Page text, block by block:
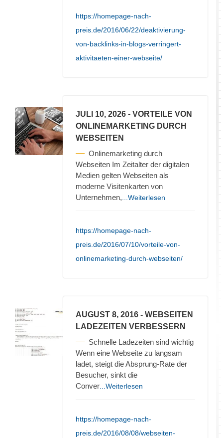
https://homepage-nach-
preis.de/2016/06/22/deaktivierung-
von-backlinks-in-blogs-verringert-
aktivitaeten-einer-webseite/
JULI 10, 2026 - VORTEILE VON
ONLINEMARKETING DURCH
WEBSEITEN
Onlinemarketing durch
Webseiten Im Zeitalter der digitalen
Medien gelten Webseiten als
moderne Visitenkarten von
Unternehmen, ...Weiterlesen
https://homepage-nach-
preis.de/2016/07/10/vorteile-von-
onlinemarketing-durch-webseiten/
AUGUST 8, 2016 - WEBSEITEN
LADEZEITEN VERBESSERN
Schnelle Ladezeiten sind wichtig
Wenn eine Webseite zu langsam
ladet, steigt die Absprung-Rate der
Besucher, sinkt die
Conver ...Weiterlesen
https://homepage-nach-
preis.de/2016/08/08/webseiten-